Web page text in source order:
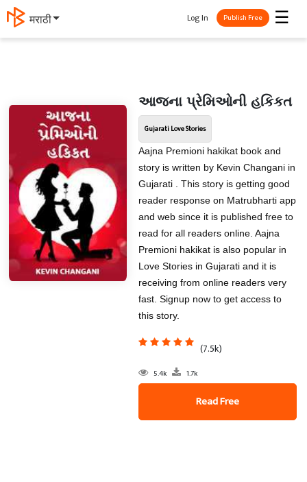
मराठी ☰
Log In Publish Free
આજના પ્રેમિઓની હકિકત
Gujarati Love Stories
Aajna Premioni hakikat book and
story is written by Kevin Changani in
Gujarati . This story is getting good
reader response on Matrubharti app
and web since it is published free to
read for all readers online. Aajna
Premioni hakikat is also popular in
Love Stories in Gujarati and it is
receiving from online readers very
fast. Signup now to get access to
this story.
(7.5k)
5.4k 1.7k
Read Free